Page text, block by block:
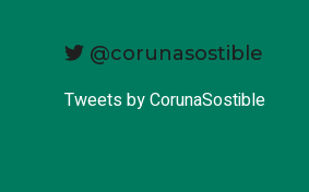
@corunasostible
Tweets by CorunaSostible